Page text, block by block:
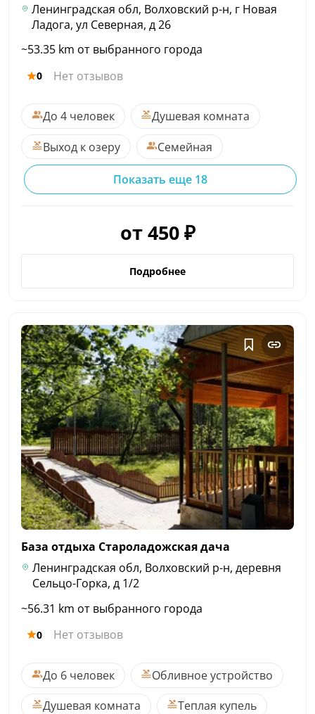
Ленинградская обл, Волховский р-н, г Новая
Ладога, ул Северная, д 26
~53.35 km от выбранного города
0 Нет отзывов
До 4 человек
Душевая комната
Выход к озеру
Семейная
Показать еще 18
от 450 ₽
Подробнее
База отдыха Староладожскаядача
Ленинградская обл, Волховский р-н, деревня
Сельцо-Горка, д 1/2
~56.31 km от выбранного города
0 Нет отзывов
До 6 человек
Обливное устройство
Душевая комната
Теплая купель